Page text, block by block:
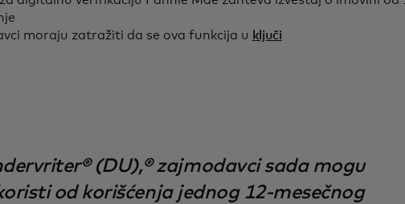
moraju zatražiti da se ova funkcija u ključi
(DU),® zajmodavci sada mogu
od korišćenja jednog 12-mesečnog